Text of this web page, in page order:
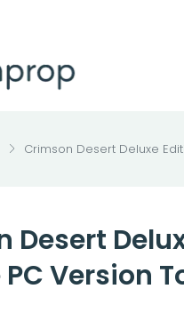
Crimson Desert Deluxe
Desert
PC Version